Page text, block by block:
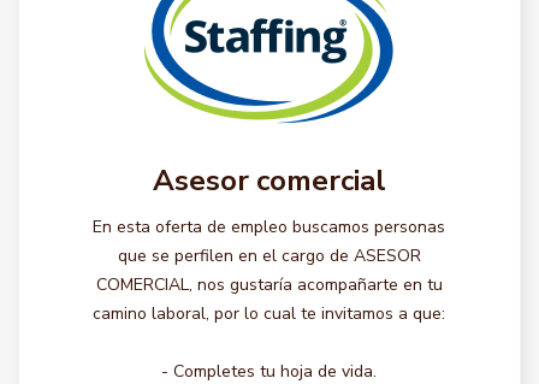
Asesor comercial
En esta oferta de empleo buscamos personas
que se perfilen en el cargo de ASESOR
COMERCIAL, nos gustaría acompañarte en tu
camino laboral, por lo cual te invitamos a que:
- Completes tu hoja de vida.